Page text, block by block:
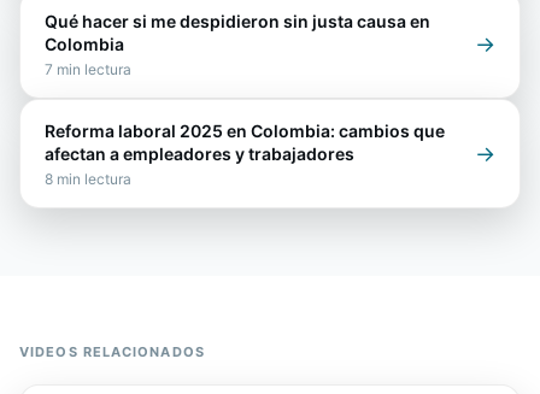
Qué hacer si me despidieron sin justa causa en
Colombia
7 min lectura
→
Reforma laboral 2025 en Colombia: cambios que
afectan a empleadores y trabajadores
8 min lectura
→
VIDEOS RELACIONADOS